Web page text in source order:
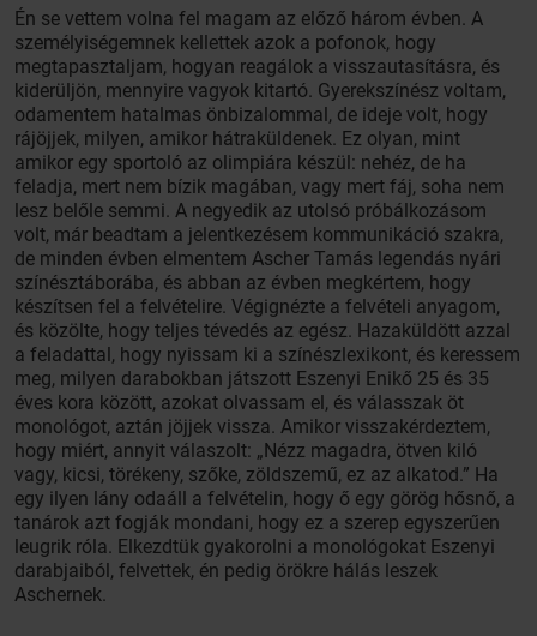
Én se vettem volna fel magam az előző három évben. A
személyiségemnek kellettek azok a pofonok, hogy
megtapasztaljam, hogyan reagálok a visszautasításra, és
kiderüljön, mennyire vagyok kitartó. Gyerekszínész voltam,
odamentem hatalmas önbizalommal, de ideje volt, hogy
rájöjjek, milyen, amikor hátraküldenek. Ez olyan, mint
amikor egy sportoló az olimpiára készül: nehéz, de ha
feladja, mert nem bízik magában, vagy mert fáj, soha nem
lesz belőle semmi. A negyedik az utolsó próbálkozásom
volt, már beadtam a jelentkezésem kommunikáció szakra,
de minden évben elmentem Ascher Tamás legendás nyári
színésztáborába, és abban az évben megkértem, hogy
készítsen fel a felvételire. Végignézte a felvételi anyagom,
és közölte, hogy teljes tévedés az egész. Hazaküldött azzal
a feladattal, hogy nyissam ki a színészlexikont, és keressem
meg, milyen darabokban játszott Eszenyi Enikő 25 és 35
éves kora között, azokat olvassam el, és válasszak öt
monológot, aztán jöjjek vissza. Amikor visszakérdeztem,
hogy miért, annyit válaszolt: „Nézz magadra, ötven kiló
vagy, kicsi, törékeny, szőke, zöldszemű, ez az alkatod.” Ha
egy ilyen lány odaáll a felvételin, hogy ő egy görög hősnő, a
tanárok azt fogják mondani, hogy ez a szerep egyszerűen
leugrik róla. Elkezdtük gyakorolni a monológokat Eszenyi
darabjaiból, felvettek, én pedig örökre hálás leszek
Aschernek.